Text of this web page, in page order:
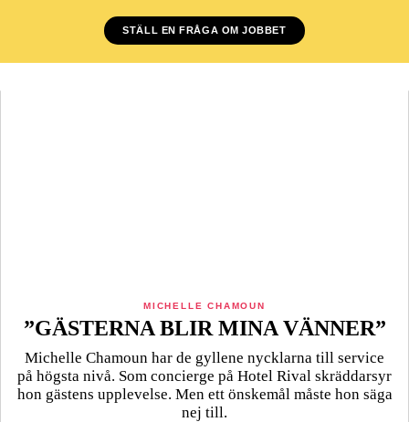
STÄLL EN FRÅGA OM JOBBET
MICHELLE CHAMOUN
”GÄSTERNA BLIR MINA VÄNNER”
Michelle Chamoun har de gyllene nycklarna till service
på högsta nivå. Som concierge på Hotel Rival skräddarsyr
hon gästens upp­levelse. Men ett önskemål måste hon säga
nej till.